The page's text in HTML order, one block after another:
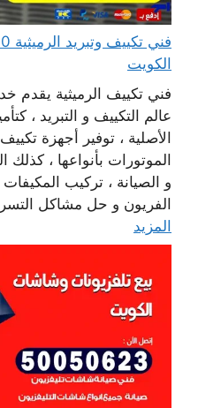
الكويت
فني تكييف الرميثية
عالم التكييف و التبريد ،
الأصلية ، توفير أجهزة
الموتورات بأنواعها ،
و الصيانة ، تركيب المكيفات
الفريون و حل مشاكل
المزيد